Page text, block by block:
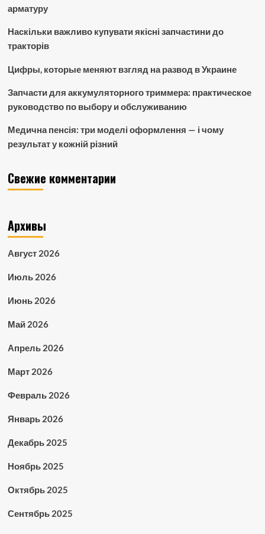
арматуру
Наскільки важливо купувати якісні запчастини до
тракторів
Цифры, которые меняют взгляд на развод в Украине
Запчасти для аккумуляторного триммера: практическое
руководство по выбору и обслуживанию
Медична пенсія: три моделі оформлення — і чому
результат у кожній різний
Свежие комментарии
Архивы
Август 2026
Июль 2026
Июнь 2026
Май 2026
Апрель 2026
Март 2026
Февраль 2026
Январь 2026
Декабрь 2025
Ноябрь 2025
Октябрь 2025
Сентябрь 2025